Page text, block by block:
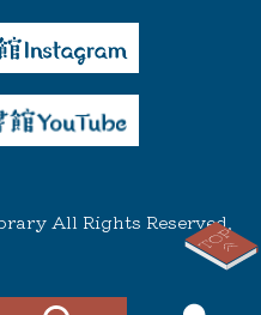
All Rights Reserved.